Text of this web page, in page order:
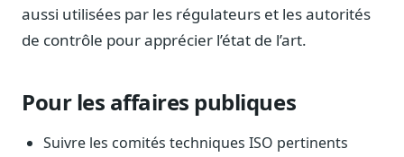
Lexique parlementaire
1027 termes expliqués
23 flux indexés
aussi utilisées par les régulateurs et les autorités
de contrôle pour apprécier l’état de l’art.
Pour les affaires publiques
Suivre les comités techniques ISO pertinents